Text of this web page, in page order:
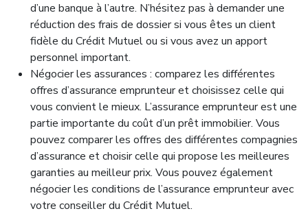
d’une banque à l’autre. N’hésitez pas à demander une
réduction des frais de dossier si vous êtes un client
fidèle du Crédit Mutuel ou si vous avez un apport
personnel important.
Négocier les assurances : comparez les différentes
offres d’assurance emprunteur et choisissez celle qui
vous convient le mieux. L’assurance emprunteur est une
partie importante du coût d’un prêt immobilier. Vous
pouvez comparer les offres des différentes compagnies
d’assurance et choisir celle qui propose les meilleures
garanties au meilleur prix. Vous pouvez également
négocier les conditions de l’assurance emprunteur avec
votre conseiller du Crédit Mutuel.